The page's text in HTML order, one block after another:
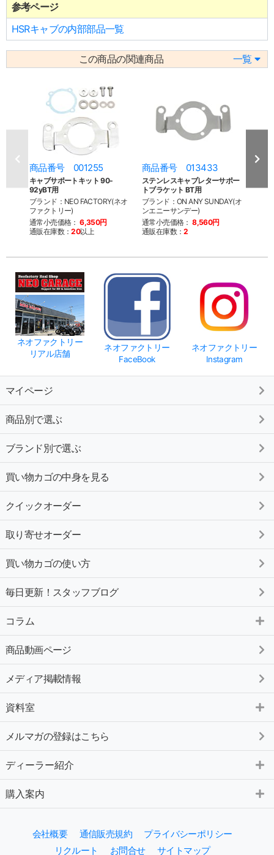
参考ページ
HSRキャブの内部部品一覧
この商品の関連商品 一覧
商品番号 001255
キャブサポートキット 90‐
92yBT用
ブランド：NEO FACTORY(ネオ
ファクトリー)
通常小売価格： 6,350円
通販在庫数：20以上
商品番号 013433
ステンレスキャブレターサポー
トブラケット BT用
ブランド：ON ANY SUNDAY(オ
ンエニーサンデー)
通常小売価格： 8,560円
通販在庫数：2
ット
ネオファクトリー
リアル店舗
ネオファクトリー
FaceBook
ネオファクトリー
Instagram
マイページ
商品別で選ぶ
ブランド別で選ぶ
買い物カゴの中身を見る
クイックオーダー
取り寄せオーダー
買い物カゴの使い方
毎日更新！スタッフブログ
コラム
商品動画ページ
メディア掲載情報
資料室
メルマガの登録はこちら
ディーラー紹介
購入案内
会社概要 通信販売規約
プライバシーポリシー
リクルート
お問合せ サイトマップ